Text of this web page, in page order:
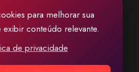
para melhorar sua
conteúdo relevante.
de privacidade